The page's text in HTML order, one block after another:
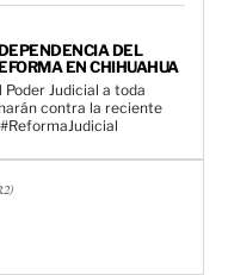
DEL
EN CHIHUAHUA
Poder Judicial a toda
contra la reciente